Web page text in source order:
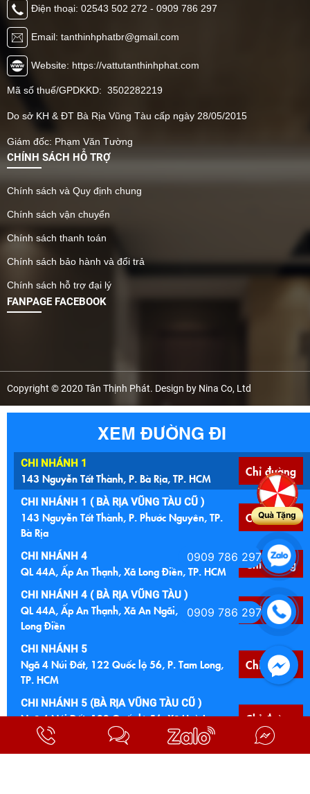
Điện thoại: 02543 502 272 - 0909 786 297
Email: tanthinhphatbr@gmail.com
Website: https://vattutanthinhphat.com
Mã số thuế/GPDKKD: 3502282219
Do sở KH & ĐT Bà Rịa Vũng Tàu cấp ngày 28/05/2015
Giám đốc: Phạm Văn Tường
CHÍNH SÁCH HỖ TRỢ
Chính sách và Quy định chung
Chính sách vận chuyển
Chính sách thanh toán
Chính sách bảo hành và đổi trả
Chính sách hỗ trợ đại lý
FANPAGE FACEBOOK
Copyright © 2020 Tân Thịnh Phát. Design by Nina Co, Ltd
XEM ĐƯỜNG ĐI
CHI NHÁNH 1
143 Nguyễn Tất Thành, P. Bà Rịa, TP. HCM Chỉ đường
CHI NHÁNH 1 ( BÀ RỊA VŨNG TÀU CŨ )
143 Nguyễn Tất Thành, P. Phước Nguyên, TP.
Bà Rịa
Chỉ đường
CHI NHÁNH 4
QL 44A, Ấp An Thạnh, Xã Long Điền, TP. HCM Chỉ đường
CHI NHÁNH 4 ( BÀ RỊA VŨNG TÀU )
QL 44A, Ấp An Thạnh, Xã An Ngãi, Huyện
Long Điền
Chỉ đường
CHI NHÁNH 5
Ngã 4 Núi Đất, 122 Quốc lộ 56, P. Tam Long,
TP. HCM
Chỉ đường
CHI NHÁNH 5 (BÀ RỊA VŨNG TÀU CŨ )
Ngã 4 Núi Đất, 122 Quốc lộ 56, Xã Hoà Long,
TP. Bà Rịa
Chỉ đường
CHI NHÁNH 6
Quà Tặng
0909 786 297
0909 786 297